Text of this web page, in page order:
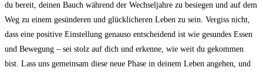
du bereit, deinen⁣ Bauch während der Wechseljahre zu besiegen und auf dem
‌Weg zu‌ einem gesünderen und glücklicheren Leben zu sein. Vergiss nicht,⁣
dass eine positive Einstellung genauso entscheidend‍ ist ‍wie gesundes Essen
und‌ Bewegung – sei ⁣stolz auf dich und⁣ erkenne, wie weit du gekommen
bist. Lass uns gemeinsam diese neue Phase ​in deinem Leben angehen, und